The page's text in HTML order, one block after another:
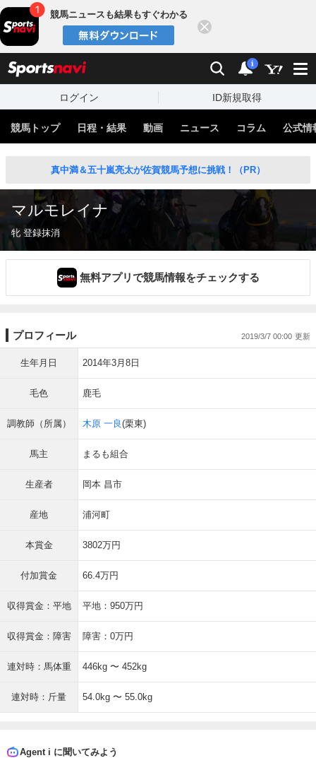
競馬ニュースも結果もすぐわかる
検索 通知
i
ログイン ID新規取得
競馬トップ 日程・結果 動画 ニュース コラム 公式情
真中満＆五十嵐亮太が佐賀競馬予想に挑戦！（PR）
マルモレイナ
牝 登録抹消
無料アプリで競馬情報をチェックする
プロフィール 2019/3/7 00:00
生年月日 2014年3月8日
毛色 鹿毛
調教師（所属） 木原 一良(栗東)
馬主 まるも組合
生産者 岡本 昌市
産地 浦河町
本賞金 3802万円
付加賞金 66.4万円
収得賞金：平地 平地：950万円
収得賞金：障害 障害：0万円
連対時：馬体重 446kg 〜 452kg
連対時：斤量 54.0kg 〜 55.0kg
Agent i に聞いてみよう